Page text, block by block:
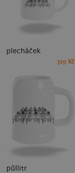
plecháček
319 Kč
půllitr